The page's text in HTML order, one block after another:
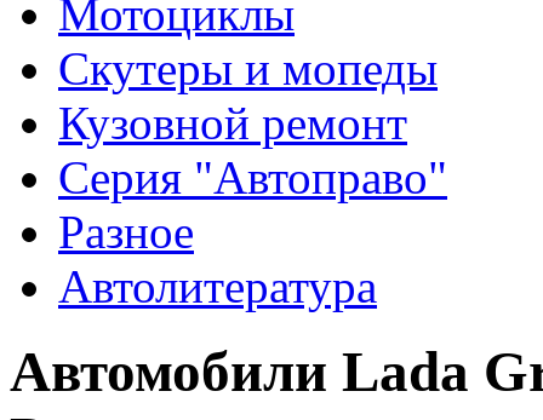
Мотоциклы
Скутеры и мопеды
Кузовной ремонт
Серия "Автоправо"
Разное
Автолитература
Автомобили Lada